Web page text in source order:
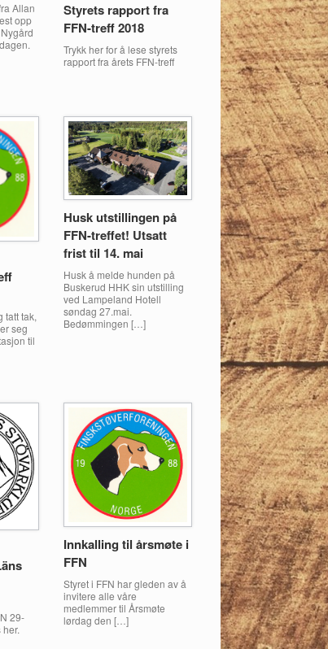
Allan
opp
Styrets rapport fra
FFN-treff 2018
Trykk her for å lese styrets
rapport fra årets FFN-treff
tatt tak,
seg
til
Husk utstillingen på
FFN-treffet! Utsatt
frist til 14. mai
Husk å melde hunden på
Buskerud HHK sin utstilling
ved Lampeland Hotell
søndag 27.mai.
Bedømmingen […]
29-
Innkalling til årsmøte i
FFN
Styret i FFN har gleden av å
invitere alle våre
medlemmer til Årsmøte
lørdag den […]